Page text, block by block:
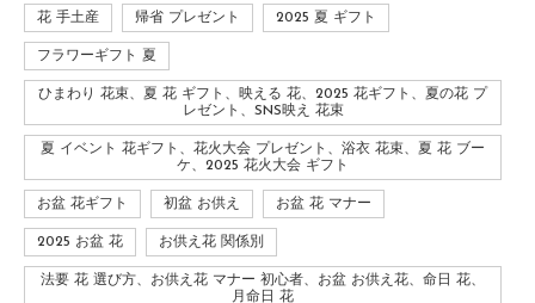
花 手土産 帰省 プレゼント 2025 夏 ギフト
フラワーギフト 夏
ひまわり 花束、夏 花 ギフト、映える 花、2025 花ギフト、夏の花 プ
レゼント、SNS映え 花束
夏 イベント 花ギフト、花火大会 プレゼント、浴衣 花束、夏 花 ブー
ケ、2025 花火大会 ギフト
お盆 花ギフト 初盆 お供え お盆 花 マナー
2025 お盆 花 お供え花 関係別
法要 花 選び方、お供え花 マナー 初心者、お盆 お供え花、命日 花、
月命日 花